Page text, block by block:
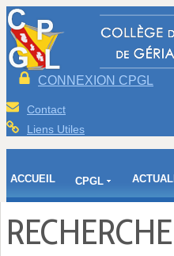
CONNEXION CPGL
Contact
Liens Utiles
ACCUEIL CPGL